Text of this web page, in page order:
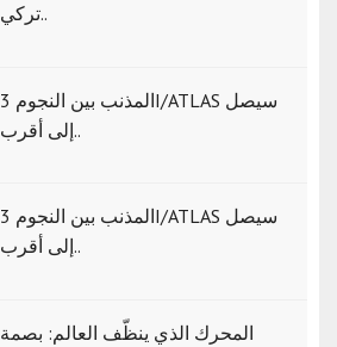
تركي..
المذنب بين النجوم 3I/ATLAS سيصل
إلى أقرب..
المذنب بين النجوم 3I/ATLAS سيصل
إلى أقرب..
المحرك الذي ينظّف العالم: بصمة